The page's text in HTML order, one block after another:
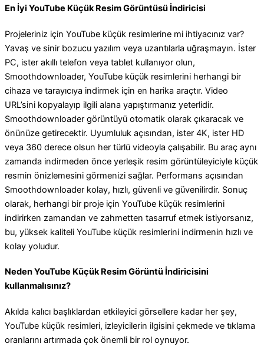
En İyi YouTube Küçük Resim Görüntüsü İndiricisi
Projeleriniz için YouTube küçük resimlerine mi ihtiyacınız var?
Yavaş ve sinir bozucu yazılım veya uzantılarla uğraşmayın. İster
PC, ister akıllı telefon veya tablet kullanıyor olun,
Smoothdownloader, YouTube küçük resimlerini herhangi bir
cihaza ve tarayıcıya indirmek için en harika araçtır. Video
URL’sini kopyalayıp ilgili alana yapıştırmanız yeterlidir.
Smoothdownloader görüntüyü otomatik olarak çıkaracak ve
önünüze getirecektir. Uyumluluk açısından, ister 4K, ister HD
veya 360 derece olsun her türlü videoyla çalışabilir. Bu araç aynı
zamanda indirmeden önce yerleşik resim görüntüleyiciyle küçük
resmin önizlemesini görmenizi sağlar. Performans açısından
Smoothdownloader kolay, hızlı, güvenli ve güvenilirdir. Sonuç
olarak, herhangi bir proje için YouTube küçük resimlerini
indirirken zamandan ve zahmetten tasarruf etmek istiyorsanız,
bu, yüksek kaliteli YouTube küçük resimlerini indirmenin hızlı ve
kolay yoludur.
Neden YouTube Küçük Resim Görüntü İndiricisini
kullanmalısınız?
Akılda kalıcı başlıklardan etkileyici görsellere kadar her şey,
YouTube küçük resimleri, izleyicilerin ilgisini çekmede ve tıklama
oranlarını artırmada çok önemli bir rol oynuyor.